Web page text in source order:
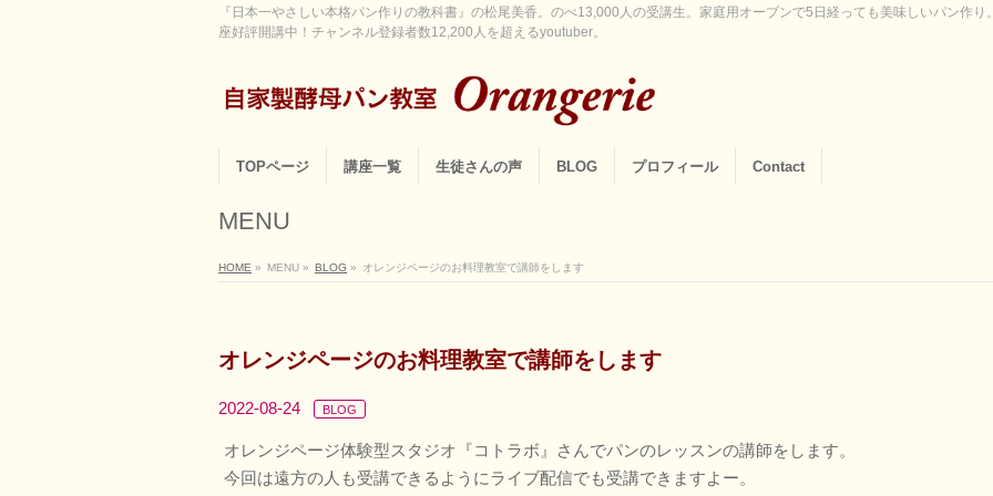
『日本一やさしい本格パン作りの教科書』の松尾美香。のべ13,000人の受講生。家庭用オーブンで5日経っても美味しいパン作
座好評開講中！チャンネル登録者数12,200人を超えるyoutuber。
TOPページ 講座一覧 生徒さんの声 BLOG プロフィール Contact
MENU
HOME » MENU » BLOG » オレンジページのお料理教室で講師をします
オレンジページのお料理教室で講師をします
2022-08-24 BLOG
オレンジページ体験型スタジオ『コトラボ』さんでパンのレッスンの講師をします。
今回は遠方の人も受講できるようにライブ配信でも受講できますよー。